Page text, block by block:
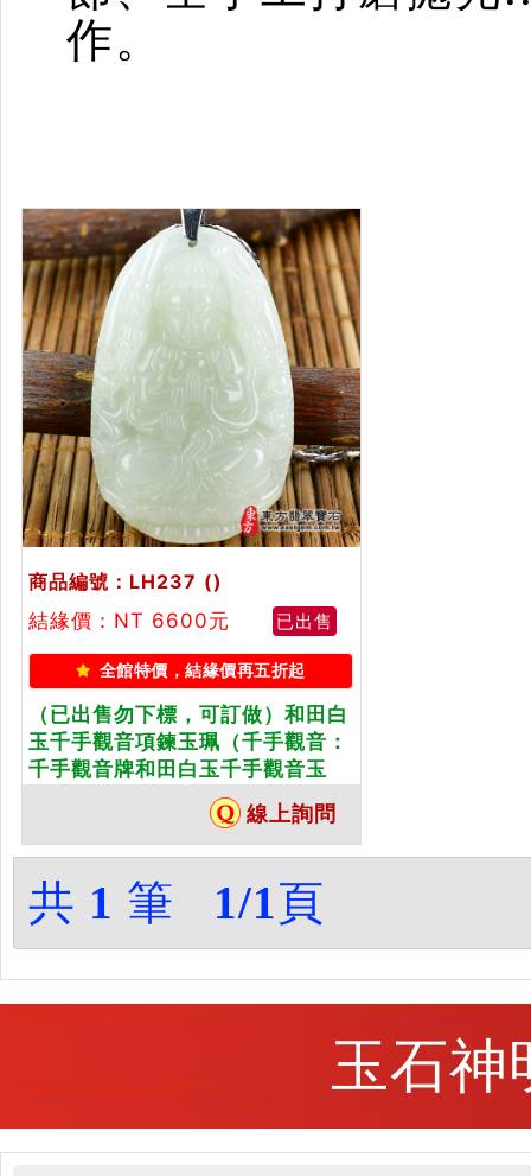
作。
商品編號：LH237 ()
結緣價：NT 6600元
已出售
全館特價，結緣價再五折起
（已出售勿下標，可訂做）和田白
玉千手觀音項鍊玉珮（千手觀音：
千手觀音牌和田白玉千手觀音玉
珮、和闐白玉千手觀音玉墜）。天
然和田白玉和闐白玉千手觀音，
LH237。客製化訂做各種和田白玉
和闐白玉千手觀音吊墜玉珮項鍊。
★附東方翡翠寶石保證卡
線上詢問
共 1 筆 1/1頁
玉石神